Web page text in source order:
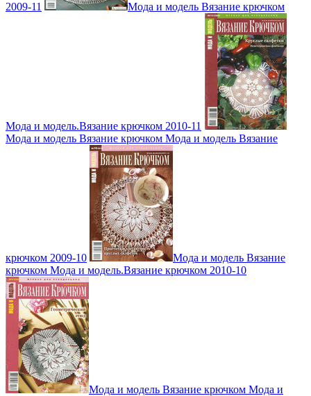
2009-11 Мода и модель Вязание крючком
Мода и модель.Вязание крючком 2010-11
Мода и модель Вязание крючком Мода и модель Вязание
крючком 2009-10
Мода и модель Вязание
крючком Мода и модель.Вязание крючком 2010-10
Мода и модель Вязание крючком Мода и